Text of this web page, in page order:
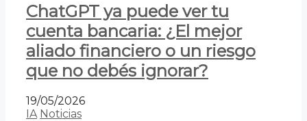
ChatGPT ya puede ver tu
cuenta bancaria: ¿El mejor
aliado financiero o un riesgo
que no debés ignorar?
19/05/2026
IA Noticias